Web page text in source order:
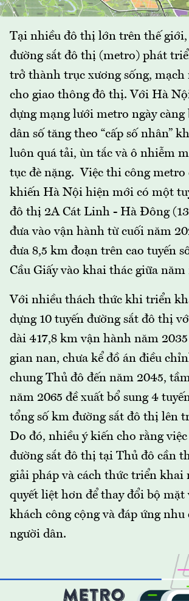
Tại nhiều đô thị lớn trên thế
đường sắt đô thị (metro) phát
trở thành trục xương sống, mạch
cho giao thông đô thị. Với Hà
dựng mạng lưới metro ngày
dân số tăng theo “cấp số nhân”
luôn quá tải, ùn tắc và ô nhiễm
tục đè nặng. Việc thi công metro
khiến Hà Nội hiện mới có một
đô thị 2A Cát Linh - Hà Đông
đưa vào vận hành từ cuối năm
đưa 8,5 km đoạn trên cao tuyến
Cầu Giấy vào khai thác giữa năm
Với nhiều thách thức khi triển
dựng 10 tuyến đường sắt đô thị
dài 417,8 km vận hành năm
gian nan, chưa kể đồ án điều
chung Thủ đô đến năm 2045,
năm 2065 đề xuất bổ sung 4
tổng số km đường sắt đô thị lên
Do đó, nhiều ý kiến cho rằng
đường sắt đô thị tại Thủ đô cần
giải pháp và cách thức triển khai
quyết liệt hơn để thay đổi bộ
khách công cộng và đáp ứng nhu
người dân.